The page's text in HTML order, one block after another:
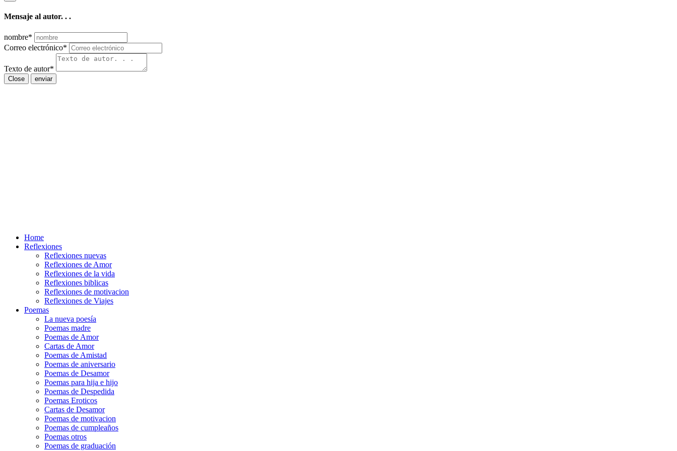
Mensaje al autor. . .
nombre*
Correo electrónico*
Texto de autor*
Close enviar
Home
Reflexiones
Reflexiones nuevas
Reflexiones de Amor
Reflexiones de la vida
Reflexiones biblicas
Reflexiones de motivacion
Reflexiones de Viajes
Poemas
La nueva poesía
Poemas madre
Poemas de Amor
Cartas de Amor
Poemas de Amistad
Poemas de aniversario
Poemas de Desamor
Poemas para hija e hijo
Poemas de Despedida
Poemas Eroticos
Cartas de Desamor
Poemas de motivacion
Poemas de cumpleaños
Poemas otros
Poemas de graduación